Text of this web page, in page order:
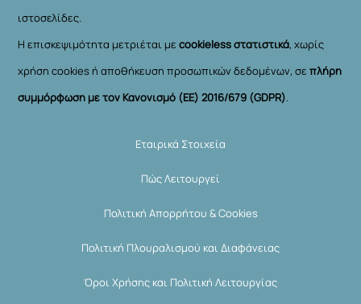
ιστοσελίδες.
Η επισκεψιμότητα μετριέται μεcookieless στατιστικά, χωρίς
χρήση cookies ή αποθήκευση προσωπικών δεδομένων, σεπλήρη
συμμόρφωση με τον Κανονισμό (ΕΕ) 2016/679 (GDPR).
Εταιρικά Στοιχεία
Πώς Λειτουργεί
Πολιτική Απορρήτου & Cookies
Πολιτική Πλουραλισμού και Διαφάνειας
Όροι Χρήσης και Πολιτική Λειτουργίας